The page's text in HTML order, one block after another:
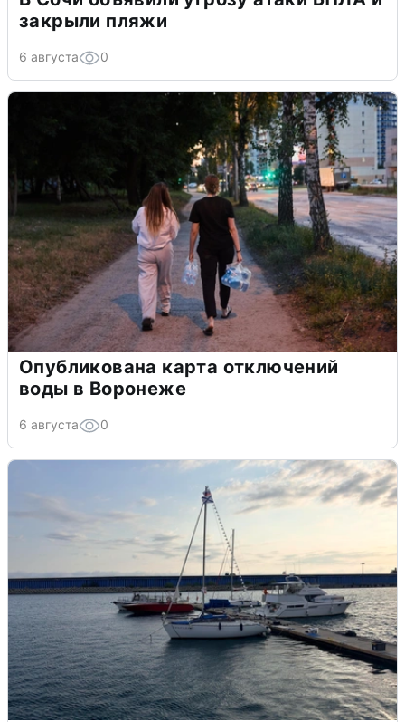
закрыли пляжи
6 августа 0
Опубликована карта отключений
воды в Воронеже
6 августа 0